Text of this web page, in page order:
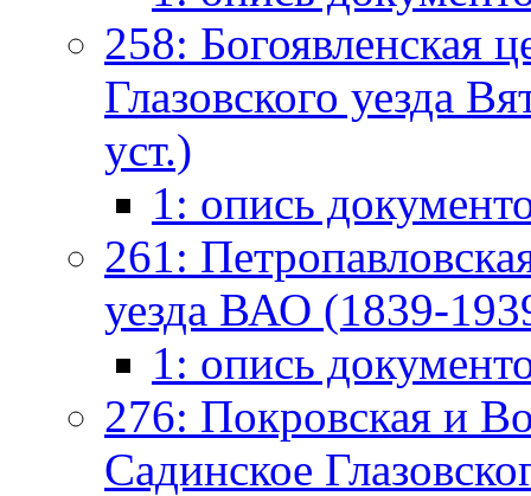
258: Богоявленская
Глазовского уезда
уст.)
1: опись
261:
уезда ВАО (1839-
1: опись
276: Покровская и
Садинское